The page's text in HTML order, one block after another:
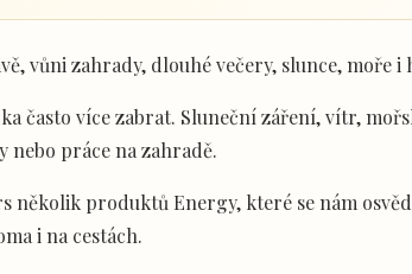
vůni zahrady, dlouhé večery, slunce, moře i
často více zabrat. Sluneční záření, vítr,
práce na zahradě.
několik produktů Energy, které se nám
i na cestách.